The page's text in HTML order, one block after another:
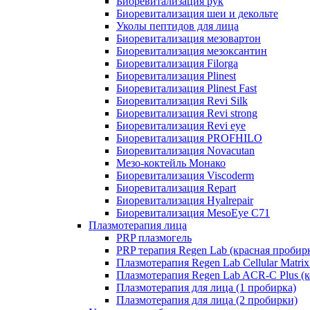
Биоревитализация шеи и декольте
Уколы пептидов для лица
Биоревитализация мезовартон
Биоревитализация мезоксантин
Биоревитализация Filorga
Биоревитализация Plinest
Биоревитализация Plinest Fast
Биоревитализация Revi Silk
Биоревитализация Revi strong
Биоревитализация Revi eye
Биоревитализация PROFHILO
Биоревитализация Novacutan
Мезо-коктейль Монако
Биоревитализация Viscoderm
Биоревитализация Repart
Биоревитализация Hyalrepair
Биоревитализация MesoEye C71
Плазмотерапия лица
PRP плазмогель
PRP терапия Regen Lab (красная
Плазмотерапия Regen Lab Cellular
Плазмотерапия Regen Lab ACR-C Plus
Плазмотерапия для лица (1 пробирка)
Плазмотерапия для лица (2 пробирки)